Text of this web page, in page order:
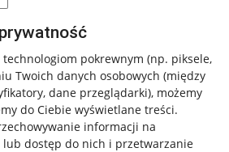
pokrewnym (np. piksele,
Twoich danych osobowych (między
dane przeglądarki), możemy
do Ciebie wyświetlane treści.
informacji na
dostęp do nich i przetwarzanie